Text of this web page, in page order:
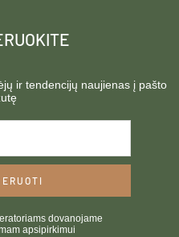
ir tendencijų naujienas į pašto
dovanojame
apsipirkimui